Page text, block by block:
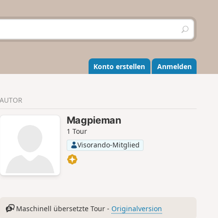
S
u
h
e
n
Konto erstellen Anmelden
AUTOR
Magpieman
1 Tour
Visorando-Mitglied
Maschinell übersetzte Tour - Originalversion